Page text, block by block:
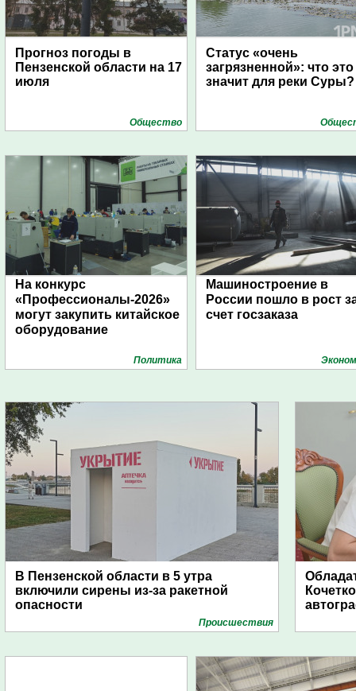
Прогноз погоды в
Пензенской области на 17
июля
Общество
Статус «очень
загрязненной»: что это
значит для реки Суры?
На конкурс
«Профессионалы-2026»
могут закупить китайское
оборудование
Политика
Машиностроение в
России пошло в рост
счет госзаказа
В Пензенской области в 5 утра
включили сирены из-за ракетной
опасности
Проиcшествия